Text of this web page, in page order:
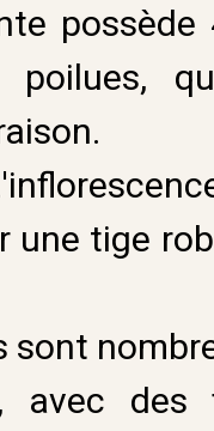
poilues,
une tige
sont
des